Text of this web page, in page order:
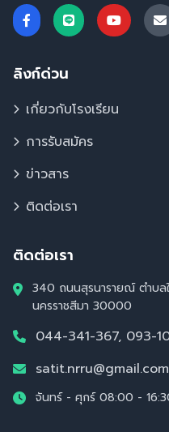
ลิงก์ด่วน
เกี่ยวกับโรงเรียน
การรับสมัคร
ข่าวสาร
ติดต่อเรา
ติดต่อเรา
340 ถนนสุรนารายณ์ ตำบล
นครราชสีมา 30000
044-341-367, 093-
satit.nrru@gmail.com
จันทร์ - ศุกร์ 08:00 -